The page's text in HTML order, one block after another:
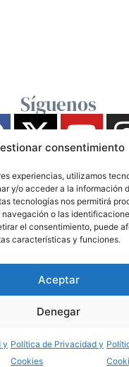
consentimiento
experiencias, utilizamos
y/o acceder a la información
tecnologías nos permitirá
o las
el consentimiento, puede
características y funciones.
Aceptar
Denegar
y Política de Privacidad y
Cookies
Síguenos